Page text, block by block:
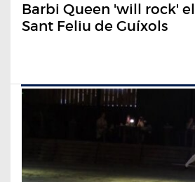
Barbi Queen 'will rock'
Sant Feliu de Guíxols